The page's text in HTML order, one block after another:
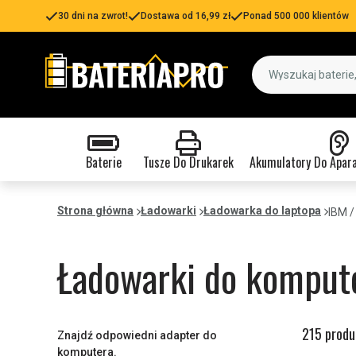
30 dni na zwrot! Dostawa od 16,99 zł Ponad 500 000 klientów
Baterie Tusze Do Drukarek Akumulatory Do
Strona główna Ładowarki Ładowarka do laptopa IBM
Ładowarki do
Znajdź odpowiedni adapter do
komputera.
215